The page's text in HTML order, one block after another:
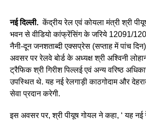
नई दिल्ली. केंद्रीय रेल एवं कोयला मंत्री श्री
भवन से वीडियो कांफ्रेंसिंग के जरिये 12091/
नैनी-दून जनशताब्दी एक्सप्रेस (सप्ताह में पांच
अवसर पर रेलवे बोर्ड के अध्यक्ष श्री अश्विनी
ट्रैफिक श्री गिरीश पिल्लई एवं अन्य वरिष्ठ
उपस्थित थे. यह नई रेलगाड़ी काठगोदाम और
सेवा प्रदान करेगी.
इस अवसर पर, श्री पीयूष गोयल ने कहा, ‘ यह नई